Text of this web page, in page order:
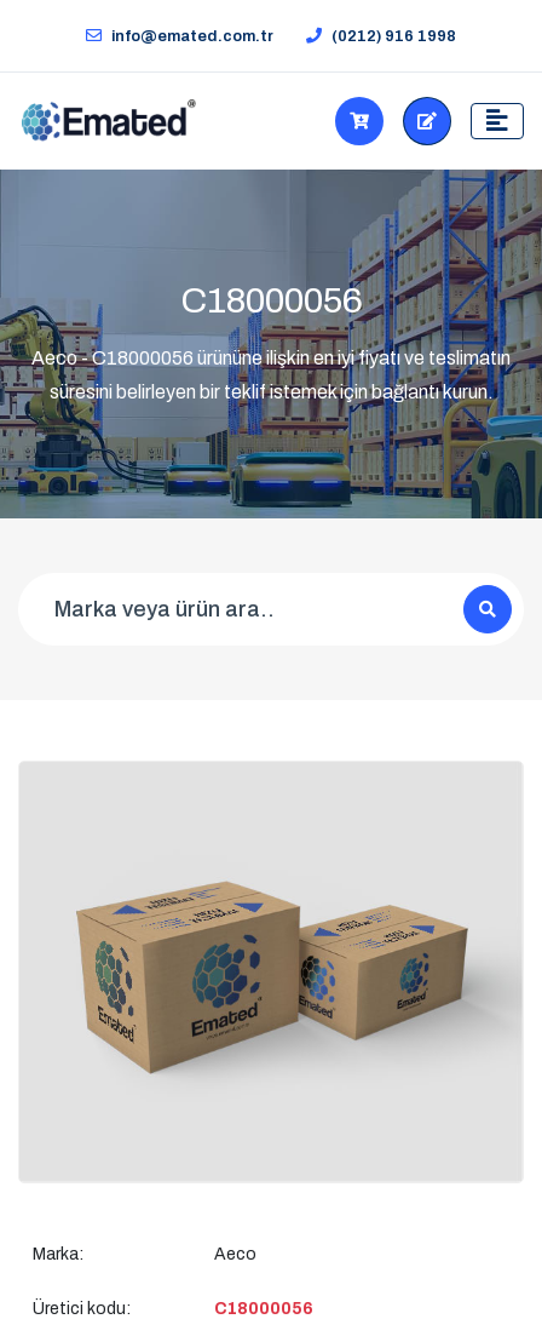
info@emated.com.tr (0212) 916 1998
C18000056
Aeco - C18000056 ürününe ilişkin en iyi fiyatı ve teslimatın
süresini belirleyen bir teklif istemek için bağlantı kurun.
Marka: Aeco
Üretici kodu: C18000056